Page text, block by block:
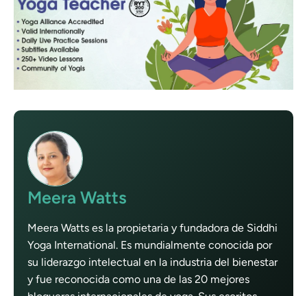
Meera Watts
Meera Watts es la propietaria y fundadora de Siddhi
Yoga International. Es mundialmente conocida por
su liderazgo intelectual en la industria del bienestar
y fue reconocida como una de las 20 mejores